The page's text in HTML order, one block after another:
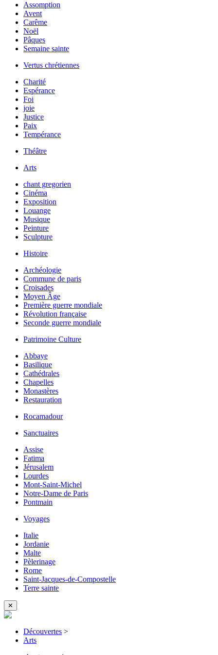
Assomption
Avent
Carême
Noël
Pâques
Semaine sainte
Vertus chrétiennes
Charité
Espérance
Foi
joie
Justice
Paix
Tempérance
Théâtre
Arts
chant gregorien
Cinéma
Exposition
Louange
Musique
Peinture
Sculpture
Histoire
Archéologie
Commune de paris
Croisades
Moyen Âge
Première guerre mondiale
Révolution française
Seconde guerre mondiale
Patrimoine Culture
Abbaye
Basilique
Cathédrales
Chapelles
Monastères
Restauration
Rocamadour
Sanctuaires
Assise
Fatima
Jérusalem
Lourdes
Mont-Saint-Michel
Notre-Dame de Paris
Pontmain
Voyages
Italie
Jordanie
Malte
Pèlerinage
Rome
Saint-Jacques-de-Compostelle
Terre sainte
✕
Découvertes >
Arts